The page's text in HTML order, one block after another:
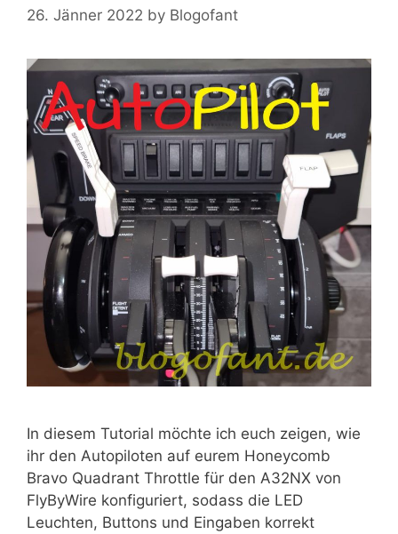
26. Jänner 2022 by Blogofant
In diesem Tutorial möchte ich euch zeigen, wie
ihr den Autopiloten auf eurem Honeycomb
Bravo Quadrant Throttle für den A32NX von
FlyByWire konfiguriert, sodass die LED
Leuchten, Buttons und Eingaben korrekt